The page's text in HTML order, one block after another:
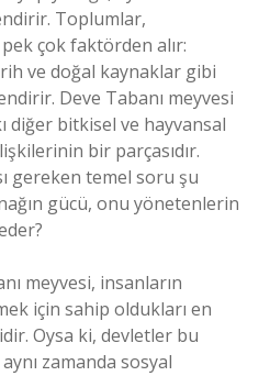
Toplumlar,
pek çok faktörden alır:
ve doğal kaynaklar gibi
Deve Tabanı meyvesi
diğer bitkisel ve hayvansal
bir parçasıdır.
gereken temel soru şu
gücü, onu yönetenlerin
meyvesi, insanların
için sahip oldukları en
Oysa ki, devletler bu
zamanda sosyal